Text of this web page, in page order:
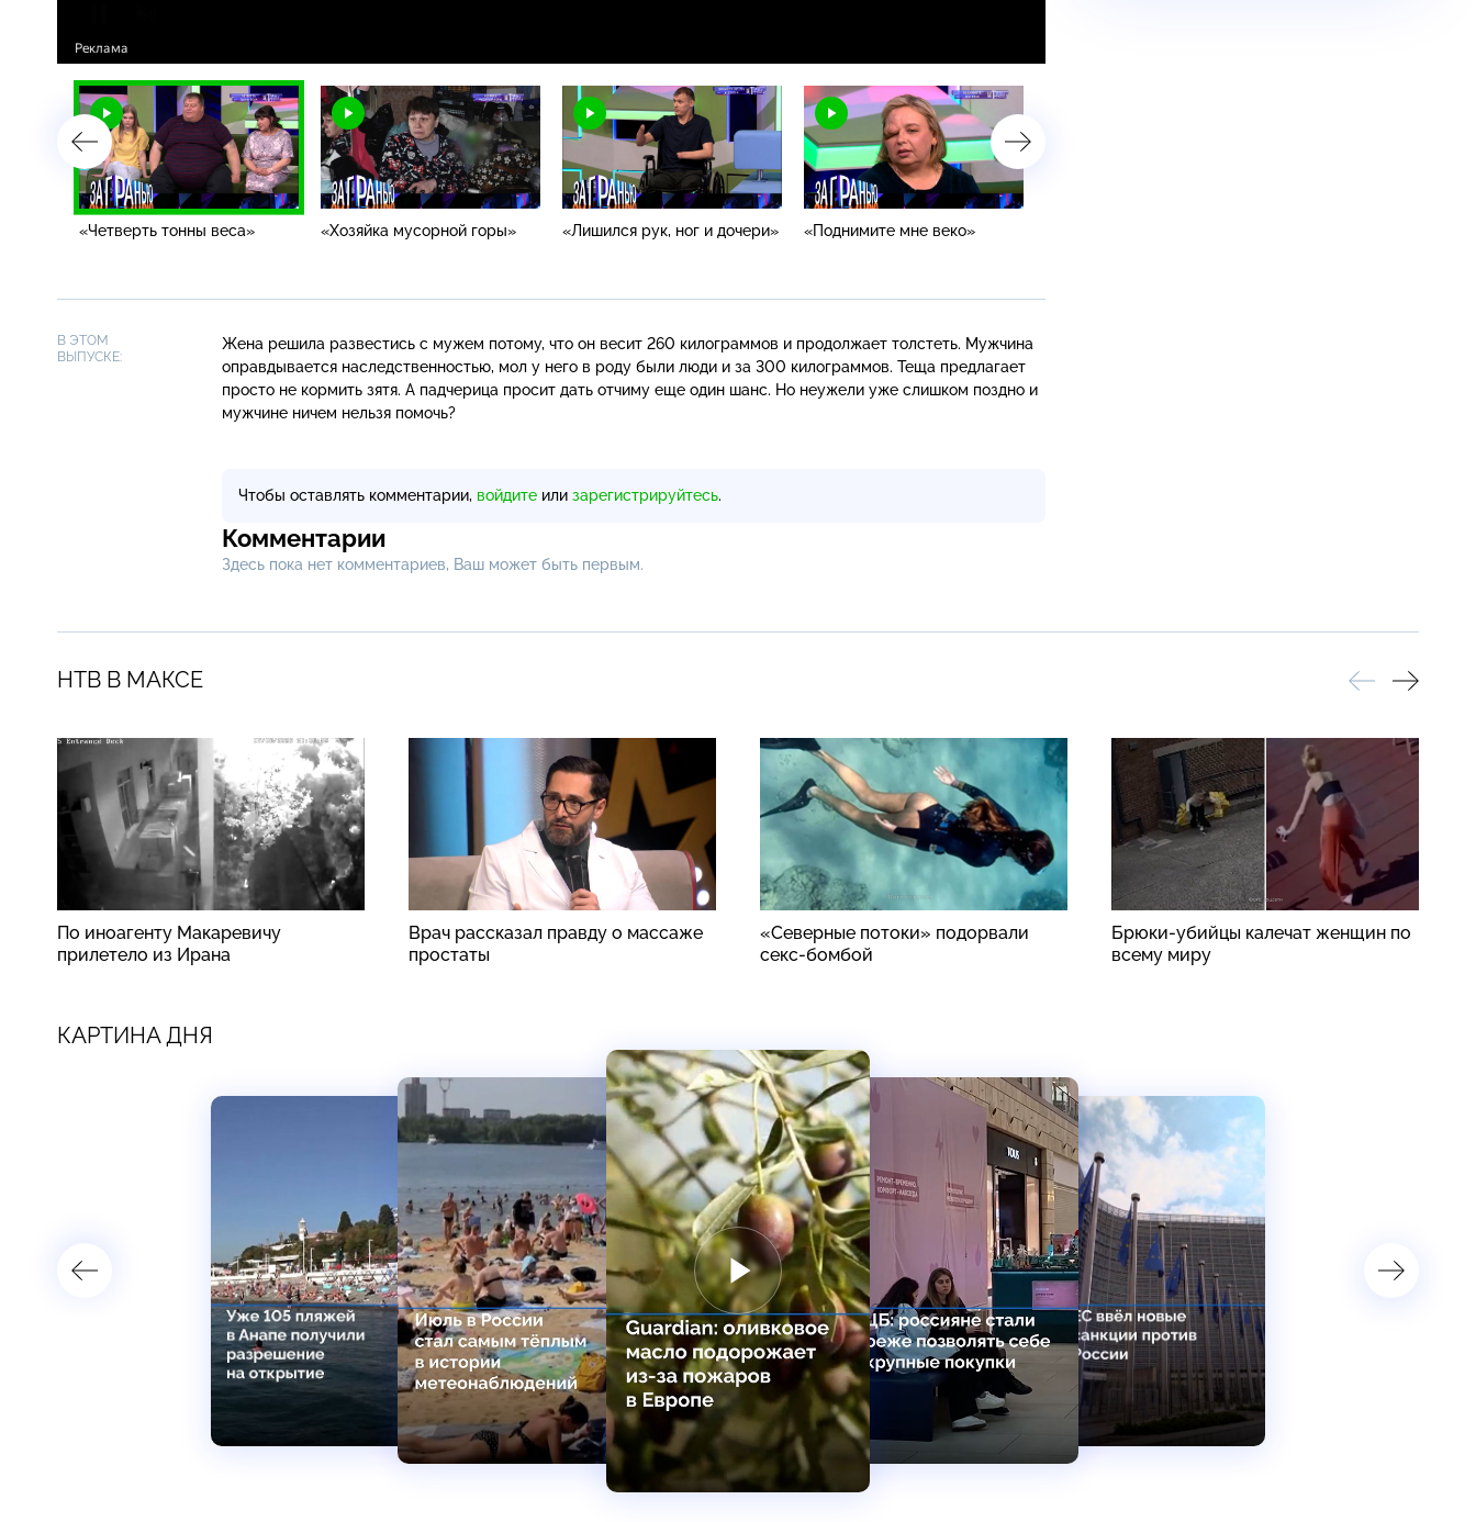
«Четверть тонны веса» «Хозяйка мусорной горы» «Лишился рук, ног и дочери» «Поднимите мне веко»
В ЭТОМ
ВЫПУСКЕ:
Жена решила развестись с мужем потому, что он весит 260 килограммов и продолжает толстеть. Мужчина
оправдывается наследственностью, мол у него в роду были люди и за 300 килограммов. Теща предлагает
просто не кормить зятя. А падчерица просит дать отчиму еще один шанс. Но неужели уже слишком поздно и
мужчине ничем нельзя помочь?
Чтобы оставлять комментарии, войдите или зарегистрируйтесь.
Комментарии
Здесь пока нет комментариев, Ваш может быть первым.
НТВ В МАКСЕ
По иноагенту Макаревичу
прилетело из Ирана
Врач рассказал правду о массаже
простаты
«Северные потоки» подорвали
секс-бомбой
Брюки-убийцы калечат женщин по
всему миру
КАРТИНА ДНЯ